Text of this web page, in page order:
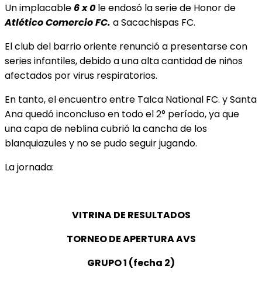
Un implacable 6 x 0 le endosó la serie de Honor de
Atlético Comercio FC. a Sacachispas FC.
El club del barrio oriente renunció a presentarse con
series infantiles, debido a una alta cantidad de niños
afectados por virus respiratorios.
En tanto, el encuentro entre Talca National FC. y Santa
Ana quedó inconcluso en todo el 2° período, ya que
una capa de neblina cubrió la cancha de los
blanquiazules y no se pudo seguir jugando.
La jornada:
VITRINA DE RESULTADOS
TORNEO DE APERTURA AVS
GRUPO 1 (fecha 2)